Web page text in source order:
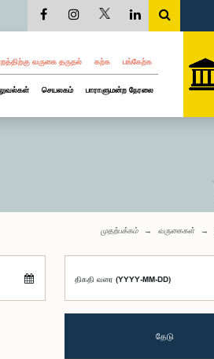
வருகை தருதல் கற்க பங்கேற்க
செயலகம் பாராளுமன்ற நேரலை
முதற்பக்கம் வருகைகள்
திகதி வரை (YYYY-MM-DD)
தேடு